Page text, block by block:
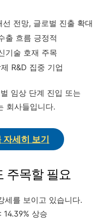
전망, 글로벌 진출 확대
출 흐름 긍정적
기술 호재 주목
R&D 집중 기업
임상 단계 진입 또는
회사들입니다.
자세히 보기
주목할 필요
세를 보이고 있습니다.
: 14.39% 상승